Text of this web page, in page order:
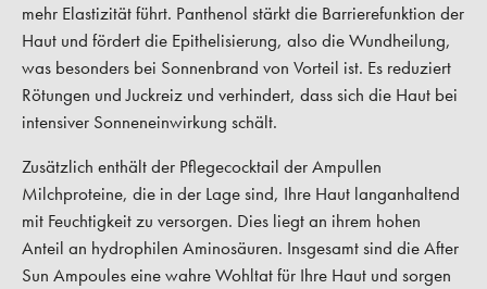
mehr Elastizität führt. Panthenol stärkt die Barrierefunktion der
Haut und fördert die Epithelisierung, also die Wundheilung,
was besonders bei Sonnenbrand von Vorteil ist. Es reduziert
Rötungen und Juckreiz und verhindert, dass sich die Haut bei
intensiver Sonneneinwirkung schält.
Zusätzlich enthält der Pflegecocktail der Ampullen
Milchproteine, die in der Lage sind, Ihre Haut langanhaltend
mit Feuchtigkeit zu versorgen. Dies liegt an ihrem hohen
Anteil an hydrophilen Aminosäuren. Insgesamt sind die After
Sun Ampoules eine wahre Wohltat für Ihre Haut und sorgen